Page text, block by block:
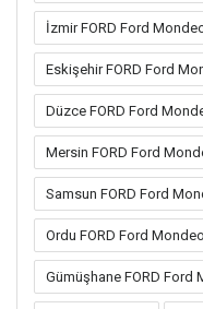
İzmir FORD Ford
Eskişehir FORD Ford
Düzce FORD Ford
Mersin FORD Ford
Samsun FORD Ford
Ordu FORD Ford
Gümüşhane FORD Ford